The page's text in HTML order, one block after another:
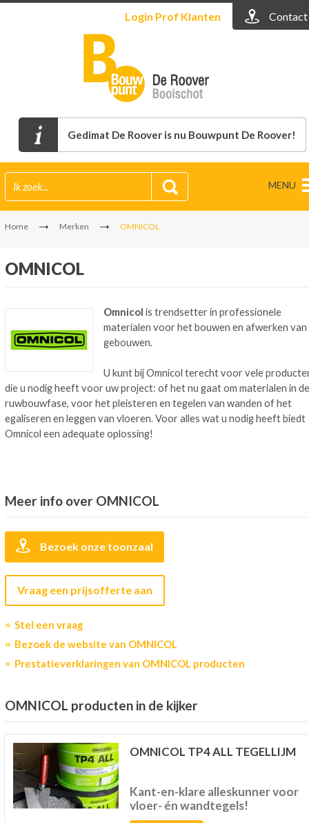
Login Prof Klanten Contact
Gedimat De Roover is nu Bouwpunt De Roover!
MENU
Home Merken OMNICOL
OMNICOL
Omnicol is trendsetter in professionele
materialen voor het bouwen en afwerken van
gebouwen.
U kunt bij Omnicol terecht voor vele
die u nodig heeft voor uw project: of het nu gaat om materialen in de
ruwbouwfase, voor het pleisteren en tegelen van wanden of het
egaliseren en leggen van vloeren. Voor alles wat u nodig heeft biedt
Omnicol een adequate oplossing!
Meer info over OMNICOL
Bezoek onze toonzaal
Vraag een prijsofferte aan
Stel een vraag
Bezoek de website van OMNICOL
Prestatieverklaringen van OMNICOL producten
OMNICOL producten in de kijker
OMNICOL TP4 ALL TEGELLIJM
Kant-en-klare alleskunner voor
vloer- én wandtegels!